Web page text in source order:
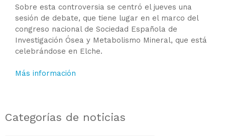
Sobre esta controversia se centró el jueves una
sesión de debate, que tiene lugar en el marco del
congreso nacional de Sociedad Española de
Investigación Ósea y Metabolismo Mineral, que está
celebrándose en Elche.
Más información
Categorías de noticias